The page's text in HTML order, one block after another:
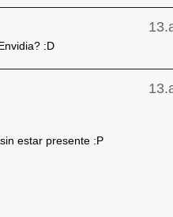
:D
estar presente :P